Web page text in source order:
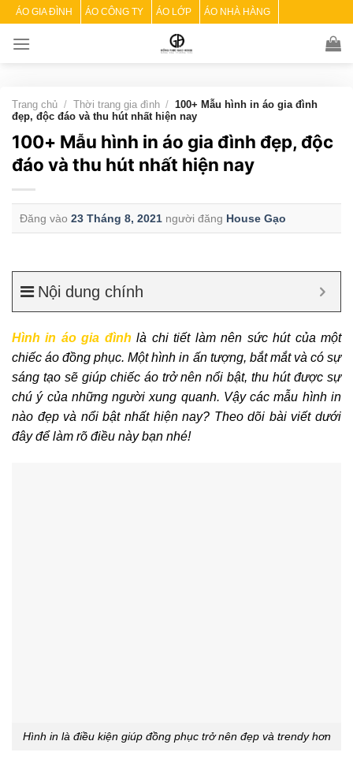
Skip
content
ÁO GIA ĐÌNH ÁO CÔNG TY ÁO LỚP ÁO NHÀ HÀNG
Trang chủ / Thời trang gia đình / 100+ Mẫu hình in áo gia đình
đẹp, độc đáo và thu hút nhất hiện nay
100+ Mẫu hình in áo gia đình đẹp, độc
đáo và thu hút nhất hiện nay
Đăng vào 23 Tháng 8, 2021 người đăng House Gạo
Nội dung chính
Hình in áo gia đình là chi tiết làm nên sức hút của một
chiếc áo đồng phục. Một hình in ấn tượng, bắt mắt và có sự
sáng tạo sẽ giúp chiếc áo trở nên nổi bật, thu hút được sự
chú ý của những người xung quanh. Vậy các mẫu hình in
nào đẹp và nổi bật nhất hiện nay? Theo dõi bài viết dưới
đây để làm rõ điều này bạn nhé!
Hình in là điều kiện giúp đồng phục trở nên đẹp và trendy hơn